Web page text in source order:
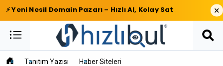
⚡ Yeni Nesil Domain Pazarı – Hızlı Al, Kolay Sat ×
Tanıtım Yazısı Haber Siteleri